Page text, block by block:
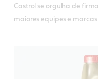
Castrol se orgulha de
maiores equipes e